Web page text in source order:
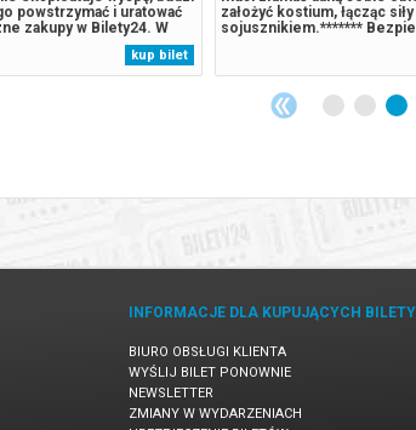
powstrzymać i uratować
zakupy w Bilety24. W
gwarantujemy
potwierdzony
na adres...
kup bilet
założyć kostium, łącząc
sojusznikiem.*******
Bilety24. W przypadku
gwarantujemy
potwierdzony komunikatem
INFORMACJE DLA KUPUJĄCYCH BILETY
BIURO OBSŁUGI KLIENTA
WYŚLIJ BILET PONOWNIE
NEWSLETTER
ZMIANY W WYDARZENIACH